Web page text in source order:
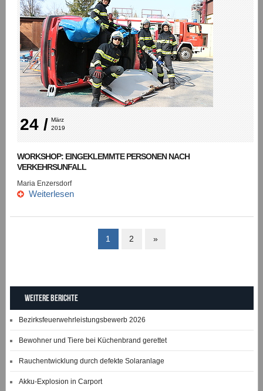
24 / März
2019
WORKSHOP: EINGEKLEMMTE PERSONEN NACH
VERKEHRSUNFALL
Maria Enzersdorf
Weiterlesen
1 2 »
Weitere Berichte
Bezirksfeuerwehrleistungsbewerb 2026
Bewohner und Tiere bei Küchenbrand gerettet
Rauchentwicklung durch defekte Solaranlage
Akku-Explosion in Carport